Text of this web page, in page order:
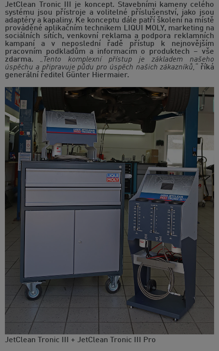
JetClean Tronic III je koncept. Stavebními kameny celého
systému jsou přístroje a volitelné příslušenství, jako jsou
adaptéry a kapaliny. Ke konceptu dále patří školení na místě
prováděné aplikačním technikem LIQUI MOLY, marketing na
sociálních sítích, venkovní reklama a podpora reklamních
kampaní a v neposlední řadě přístup k nejnovějším
pracovním podkladům a informacím o produktech – vše
zdarma. „Tento komplexní přístup je základem našeho
úspěchu a připravuje půdu pro úspěch našich zákazníků,“
říká
generální ředitel Günter Hiermaier.
JetClean Tronic III + JetClean Tronic III Pro